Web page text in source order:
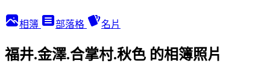
相簿 部落格 名片
福井.金澤.合掌村.秋色 的相簿照片